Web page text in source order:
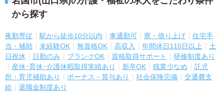
から探す
夜勤専従 駅から徒歩10分以内 車通勤可 寮・借り上げ
住宅手
当・補助
未経験OK 無資格OK 高収入 年間休日110日以上
土
日祝休
日勤のみ ブランクOK 資格取得サポート
研修制度あり
産休･育休･介護休暇取得実績あり
新卒OK 残業少なめ
託児
所・育児補助あり
ボーナス・賞与あり 社会保険完備
交通費支
給
退職金制度あり